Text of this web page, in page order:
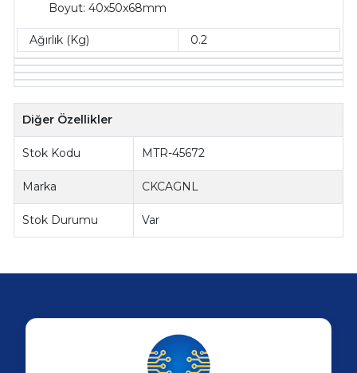
Boyut: 40x50x68mm
Ağırlık (Kg) 0.2
Diğer Özellikler
Stok Kodu MTR-45672
Marka CKCAGNL
Stok Durumu Var